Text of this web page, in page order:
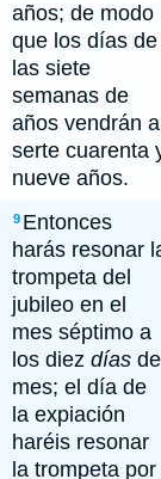
años; de modo
que los días de
las siete
semanas de
años vendrán a
serte cuarenta
nueve años.
9 Entonces
harás resonar
trompeta del
jubileo en el
mes séptimo a
los diez días
mes; el día de
la expiación
haréis resonar
la trompeta por